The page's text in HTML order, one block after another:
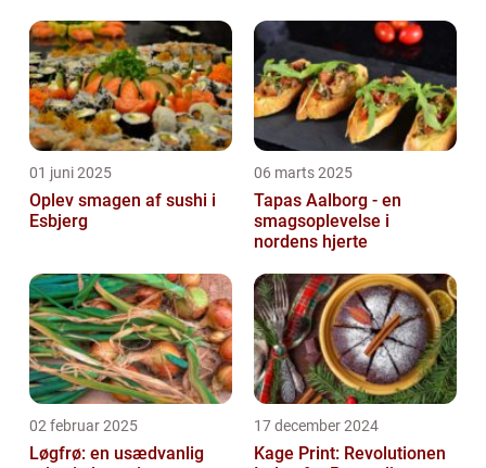
01 juni 2025
Oplev smagen af sushi i
Esbjerg
06 marts 2025
Tapas Aalborg - en
smagsoplevelse i
nordens hjerte
02 februar 2025
Løgfrø: en usædvanlig
17 december 2024
Kage Print: Revolutionen